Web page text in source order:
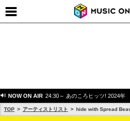
NOW ON AIR 24:30～ あのころヒッツ! 2024年
TOP アーティストリスト hide with Spread